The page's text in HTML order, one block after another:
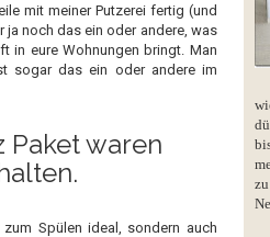
mit meiner Putzerei fertig (und
ja noch das ein oder andere, was
in eure Wohnungen bringt. Man
sogar das ein oder andere im
Paket waren
zum Spülen ideal, sondern auch